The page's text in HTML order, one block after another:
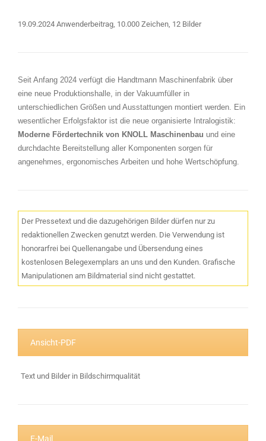
19.09.2024 Anwenderbeitrag, 10.000 Zeichen, 12 Bilder
Seit Anfang 2024 verfügt die Handtmann Maschinenfabrik über
eine neue Produktionshalle, in der Vakuumfüller in
unterschiedlichen Größen und Ausstattungen montiert werden. Ein
wesentlicher Erfolgsfaktor ist die neue organisierte Intralogistik:
Moderne Fördertechnik von KNOLL Maschinenbau und eine
durchdachte Bereitstellung aller Komponenten sorgen für
angenehmes, ergonomisches Arbeiten und hohe Wertschöpfung.
Der Pressetext und die dazugehörigen Bilder dürfen nur zu
redaktionellen Zwecken genutzt werden. Die Verwendung ist
honorarfrei bei Quellenangabe und Übersendung eines
kostenlosen Belegexemplars an uns und den Kunden. Grafische
Manipulationen am Bildmaterial sind nicht gestattet.
Ansicht-PDF
Text und Bilder in Bildschirmqualität
E-Mail